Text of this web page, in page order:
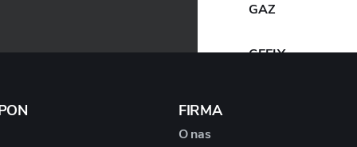
FIRMA
O nas
GAZ
GEELY